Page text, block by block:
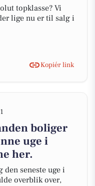
topklasse? Vi
lige nu er til salg i
Kopiér link
boliger
uge i
her.
seneste uge i
overblik over,